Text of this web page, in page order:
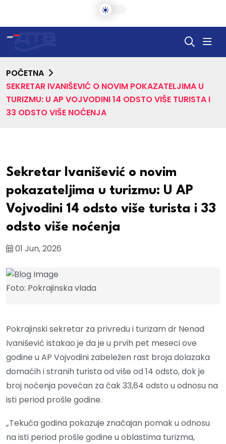
POČETNA
SEKRETAR IVANIŠEVIĆ O NOVIM POKAZATELJIMA U
TURIZMU: U AP VOJVODINI 14 ODSTO VIŠE TURISTA I
33 ODSTO VIŠE NOĆENJA
Sekretar Ivanišević o novim
pokazateljima u turizmu: U AP
Vojvodini 14 odsto više turista i 33
odsto više noćenja
01 Jun, 2026
Foto: Pokrajinska vlada
Pokrajinski sekretar za privredu i turizam dr Nenad
Ivanišević istakao je da je u prvih pet meseci ove
godine u AP Vojvodini zabeležen rast broja dolazaka
domaćih i stranih turista od više od 14 odsto, dok je
broj noćenja povećan za čak 33,64 odsto u odnosu na
isti period prošle godine.
„Tekuća godina pokazuje značajan pomak u odnosu
na isti period prošle godine u oblastima turizma,